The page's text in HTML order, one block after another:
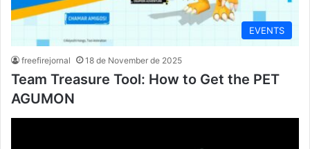
EVENTS
freefirejornal 18 de November de 2025
Team Treasure Tool: How to Get the PET
AGUMON